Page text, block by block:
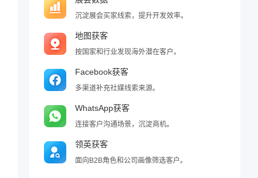
沉淀展会买家线索，提升开发效率。
地图获客
按国家和行业发现海外潜在客户。
Facebook获客
多渠道补充社媒线索来源。
WhatsApp获客
连接客户沟通场景，沉淀商机。
领英获客
面向B2B角色和公司画像筛选客户。